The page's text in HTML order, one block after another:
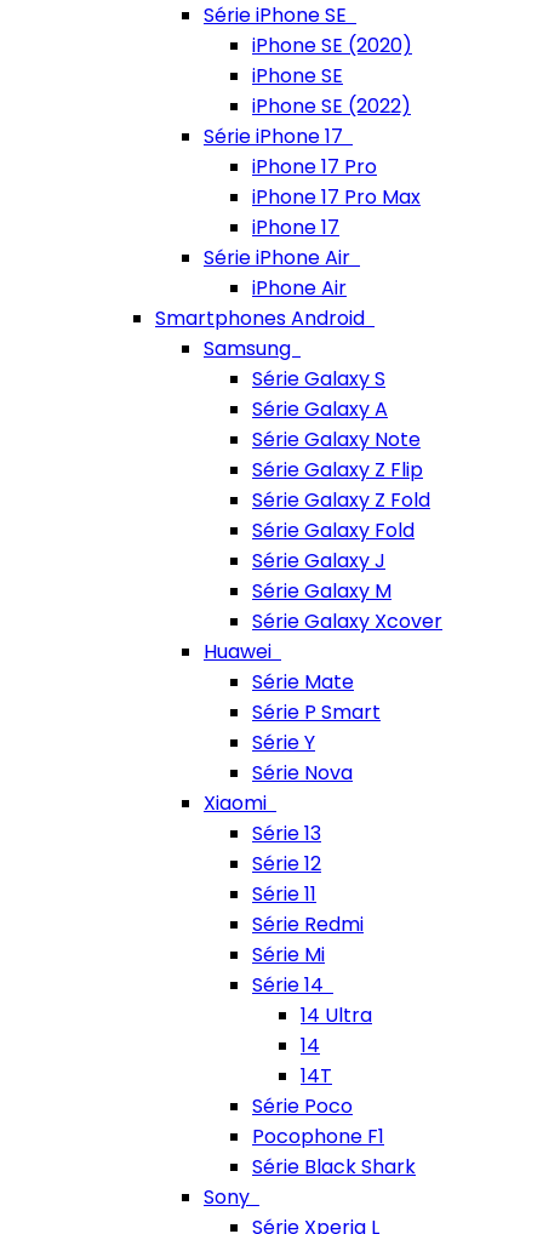
Série iPhone SE
iPhone SE (2020)
iPhone SE
iPhone SE (2022)
Série iPhone 17
iPhone 17 Pro
iPhone 17 Pro Max
iPhone 17
Série iPhone Air
iPhone Air
Smartphones Android
Samsung
Série Galaxy S
Série Galaxy A
Série Galaxy Note
Série Galaxy Z Flip
Série Galaxy Z Fold
Série Galaxy Fold
Série Galaxy J
Série Galaxy M
Série Galaxy Xcover
Huawei
Série Mate
Série P Smart
Série Y
Série Nova
Xiaomi
Série 13
Série 12
Série 11
Série Redmi
Série Mi
Série 14
14 Ultra
14
14T
Série Poco
Pocophone F1
Série Black Shark
Sony
Série Xperia L